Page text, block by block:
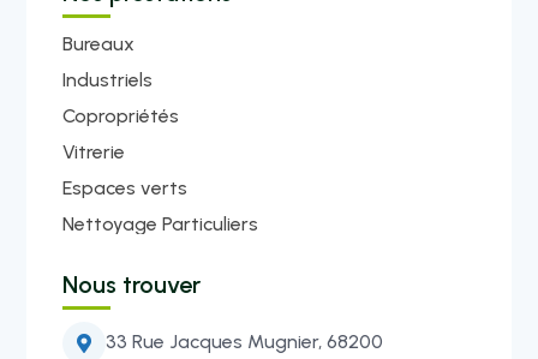
Bureaux
Industriels
Copropriétés
Vitrerie
Espaces verts
Nettoyage Particuliers
Nous trouver

33 Rue Jacques Mugnier, 68200